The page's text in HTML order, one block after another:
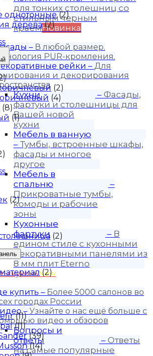
для тонких столешниц со
стильным черным
краемНовинка
– В любой размер.
PUR-кромления.
рейки – Для
и декорирования
Кухни – Фасады,
фартуки и столешницы для
Вашей новой
кухни
Мебель в ванную
– Тумбы, встроенные шкафы,
фасады и многое
другое
Мебель в
спальню
–
Прикроватные тумбы,
комоды и рабочие
зоны
Кухонные
фартуки
– В
едином стиле с кухонными
декоративными панелями из
8 мм плит Eterno
кухоньNew
купить – Более 5000 салонов во
городах России
– Узнайте о нас ещё больше с
видео и обзоров
Вопросы и
ответы
– Ответы
на самые популярные
однотонные (2)
дерева (2)
)
(2)
(4)
(8)
(1)
)
(2)
(2)
(2)
(11)
(11)
(39)
(14)